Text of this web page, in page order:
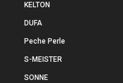
KELTON
DUFA
Peche Perle
S-MEISTER
SONNE